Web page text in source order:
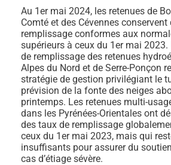
Au 1er mai 2024, les retenues de
Comté et des Cévennes conservent
remplissage conformes aux
supérieurs à ceux du 1er mai
de remplissage des retenues
Alpes du Nord et de Serre-Ponçon
stratégie de gestion privilégiant le
prévision de la fonte des neiges
printemps. Les retenues multi-
dans les Pyrénées-Orientales ont
des taux de remplissage
ceux du 1er mai 2023, mais qui
insuffisants pour assurer du
cas d’étiage sévère.